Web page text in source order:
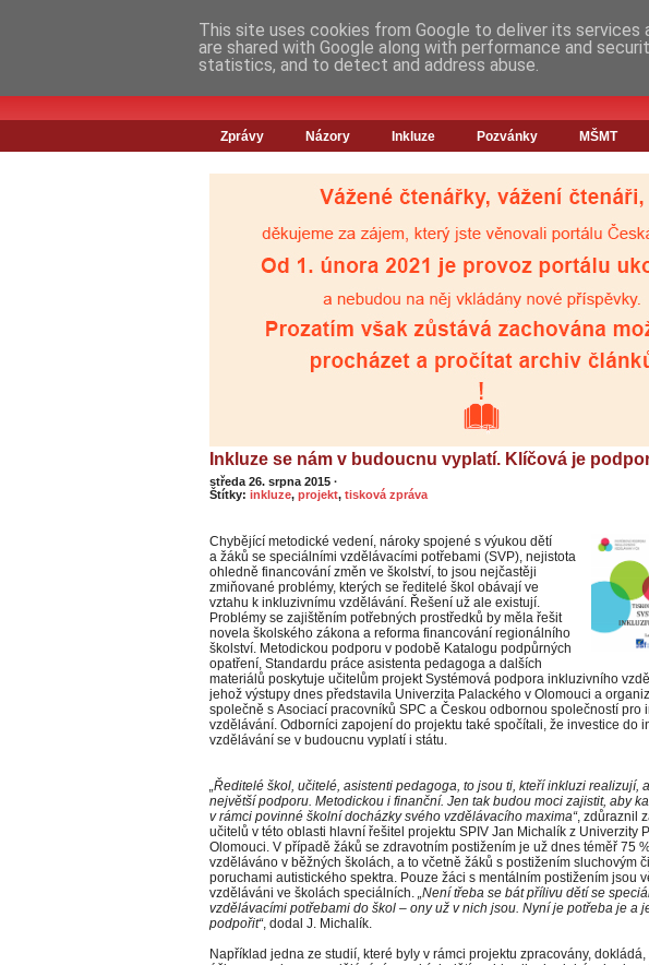
Zprávy Názory Inkluze Pozvánky MŠMT
Inkluze se nám v budoucnu vyplatí. Klíčová je
středa 26. srpna 2015 ·
Štítky: inkluze, projekt, tisková zpráva
Chybějící metodické vedení, nároky spojené s výukou dětí
a žáků se speciálními vzdělávacími potřebami (SVP), nejistota
ohledně financování změn ve školství, to jsou nejčastěji
zmiňované problémy, kterých se ředitelé škol obávají ve
vztahu k inkluzivnímu vzdělávání. Řešení už ale existují.
Problémy se zajištěním potřebných prostředků by měla řešit
novela školského zákona a reforma financování regionálního
školství. Metodickou podporu v podobě Katalogu podpůrných
opatření, Standardu práce asistenta pedagoga a dalších
materiálů poskytuje učitelům projekt Systémová podpora inkluzivního
jehož výstupy dnes představila Univerzita Palackého v Olomouci a
společně s Asociací pracovníků SPC a Českou odbornou společností pro
vzdělávání. Odborníci zapojení do projektu také spočítali, že investice do
vzdělávání se v budoucnu vyplatí i státu.
„Ředitelé škol, učitelé, asistenti pedagoga, to jsou ti, kteří inkluzi realizují,
největší podporu. Metodickou i finanční. Jen tak budou moci zajistit, aby
v rámci povinné školní docházky svého vzdělávacího maxima“, zdůraznil
učitelů v této oblasti hlavní řešitel projektu SPIV Jan Michalík z Univerzity
Olomouci. V případě žáků se zdravotním postižením je už dnes téměř 75
vzděláváno v běžných školách, a to včetně žáků s postižením sluchovým
poruchami autistického spektra. Pouze žáci s mentálním postižením jsou
vzděláváni ve školách speciálních. „Není třeba se bát přílivu dětí se
vzdělávacími potřebami do škol – ony už v nich jsou. Nyní je potřeba je a
podpořit“, dodal J. Michalík.
Například jedna ze studií, které byly v rámci projektu zpracovány, dokládá,
This site uses cookies from Google to deliver its services
are shared with Google along with performance and
statistics, and to detect and address abuse.